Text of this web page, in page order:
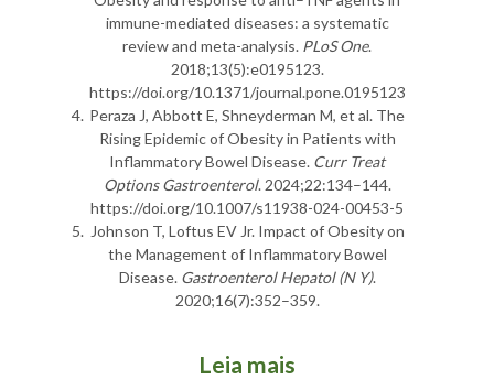
immune-mediated diseases: a systematic
review and meta-analysis. PLoS One.
2018;13(5):e0195123.
https://doi.org/10.1371/journal.pone.0195123
Peraza J, Abbott E, Shneyderman M, et al. The
Rising Epidemic of Obesity in Patients with
Inflammatory Bowel Disease. Curr Treat
Options Gastroenterol. 2024;22:134–144.
https://doi.org/10.1007/s11938-024-00453-5
Johnson T, Loftus EV Jr. Impact of Obesity on
the Management of Inflammatory Bowel
Disease. Gastroenterol Hepatol (N Y).
2020;16(7):352–359.
Leia mais